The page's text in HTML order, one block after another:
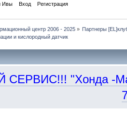
Ивы Вход Регистрация
центр 2006 - 2025» Партнеры
и кислородный датчик
"Хонда -